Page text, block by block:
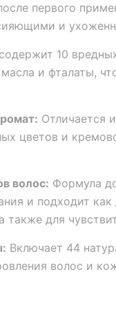
первого
и
10
и фталаты,
Отличается
цветов и
волос: Формула
и подходит
также для
Включает 44
волос и